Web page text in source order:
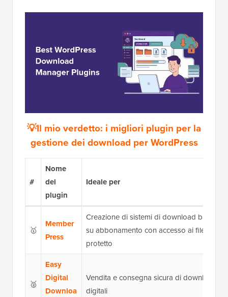
💡Il mio verdetto: i migliori plugin per la
gestione dei download per WordPress
#
Nome
del
plugin
Ideale per
🥇
Member
Press
Creazione di sistemi di download basati
su abbonamento con accesso ai file
protetto
🥈
Easy
Digital
Downloa
Vendita e consegna sicura di download
digitali